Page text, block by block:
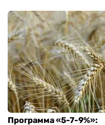
Программа «5-7-9%»: